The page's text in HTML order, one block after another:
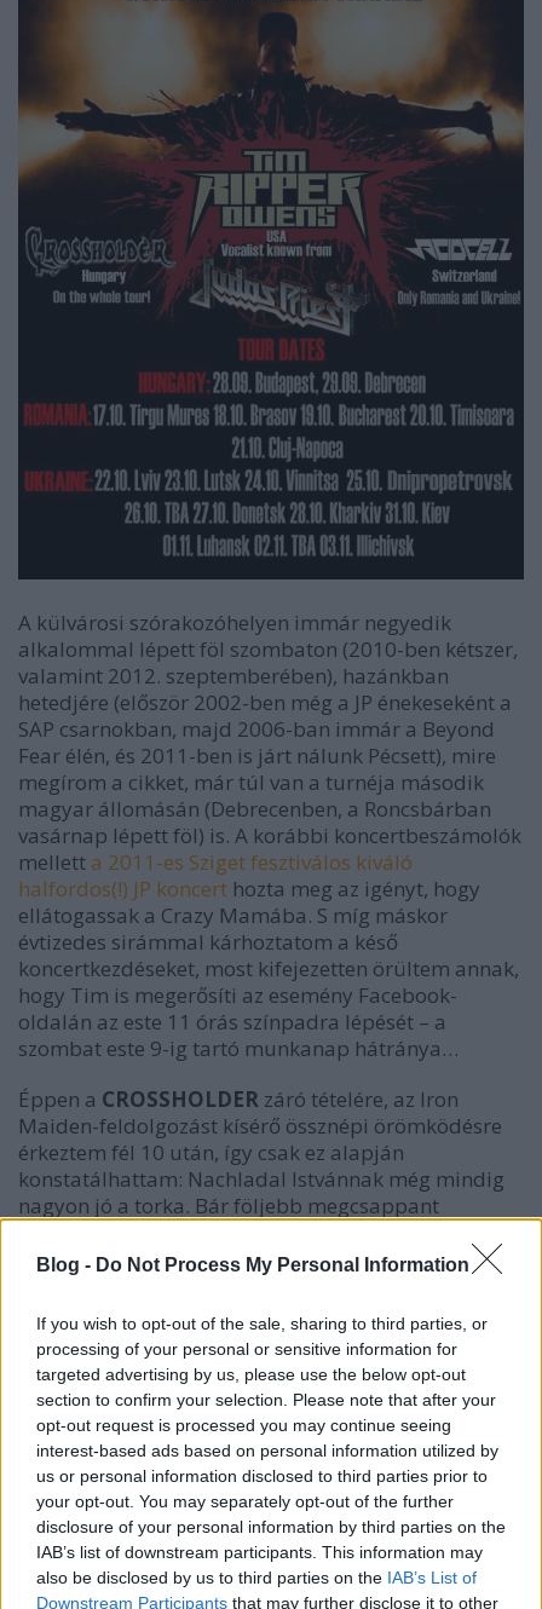
Blog - Do Not Process My Personal Information
If you wish to opt-out of the sale, sharing to third parties, or
processing of your personal or sensitive information for
targeted advertising by us, please use the below opt-out
section to confirm your selection. Please note that after your
opt-out request is processed you may continue seeing
interest-based ads based on personal information utilized by
us or personal information disclosed to third parties prior to
your opt-out. You may separately opt-out of the further
disclosure of your personal information by third parties on the
IAB’s list of downstream participants. This information may
also be disclosed by us to third parties on the IAB’s List of
Downstream Participants that may further disclose it to other
A külvárosi szórakozóhelyen immár negyedik
alkalommal lépett föl szombaton (2010-ben kétszer,
valamint 2012. szeptemberében), hazánkban
hetedjére (először 2002-ben még a JP énekeseként a
SAP csarnokban, majd 2006-ban immár a Beyond
Fear élén, és 2011-ben is járt nálunk Pécsett), mire
megírom a cikket, már túl van a turnéja második
magyar állomásán (Debrecenben, a Roncsbárban
vasárnap lépett föl) is. A korábbi koncertbeszámolók
mellett a 2011-es Sziget fesztiválos kiváló
halfordos(!) JP koncert hozta meg az igényt, hogy
ellátogassak a Crazy Mamába. S míg máskor
évtizedes sirámmal kárhoztatom a késő
koncertkezdéseket, most kifejezetten örültem annak,
hogy Tim is megerősíti az esemény Facebook-
oldalán az este 11 órás színpadra lépését – a
szombat este 9-ig tartó munkanap hátránya…
Éppen a CROSSHOLDER záró tételére, az Iron
Maiden-feldolgozást kísérő össznépi örömködésre
érkeztem fél 10 után, így csak ez alapján
konstatálhattam: Nachladal Istvánnak még mindig
nagyon jó a torka. Bár följebb megcsappant
érdeklődés cseppet sem volt lanyha, bő százan
része pedig nagy erőkkel és lelkesedéssel vetette
magát a színpad előtti szórakozásba.
Tíz órakor kezdett a bárgyú nevű, azonnali
névcserére szorulóBERMUDA ROCKBAND,akik
szintén nagyon jó adottságú – engem Tunyogi
Péterre emlékeztető – énekessel (Balogh Ádám)
bírtak. S legyenek bármilyen szimpatikusak is
emberileg, háromgitáros (köztük egy hölgy)
fölállással, a zenéjük épp azt a válfaját képviseli a
rocknak/metálnak, amit aHWszokott mellékletként
a vásárlóira sózni, s amit én 1-2 percnyi belefülelés